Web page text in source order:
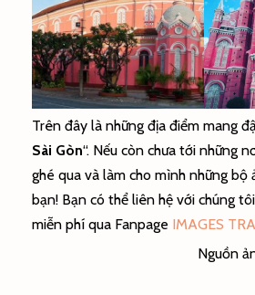
Trên đây là những địa điểm mang
Sài Gòn“. Nếu còn chưa tới những
ghé qua và làm cho mình những bộ
bạn! Bạn có thể liên hệ với chúng
miễn phí qua Fanpage IMAGES
Nguồn